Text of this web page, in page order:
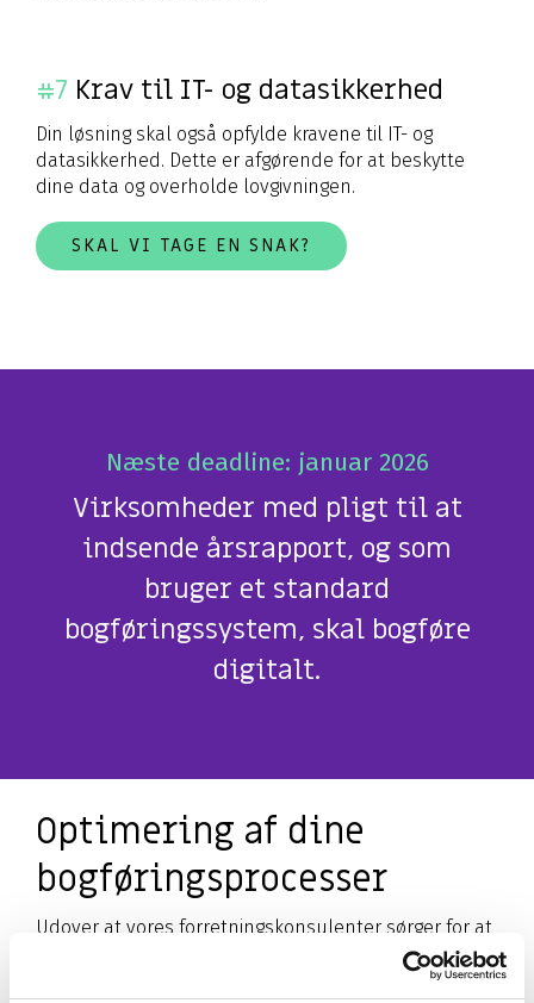
#7 Krav til IT- og datasikkerhed
Din løsning skal også opfylde kravene til IT- og
datasikkerhed. Dette er afgørende for at beskytte
dine data og overholde lovgivningen.
SKAL VI TAGE EN SNAK?
Næste deadline: januar 2026
Virksomheder med pligt til at
indsende årsrapport, og som
bruger et standard
bogføringssystem, skal bogføre
digitalt.
Optimering af dine
bogføringsprocesser
Udover at vores forretningskonsulenter sørger for at
din virksomhed overholder de gældende regler, kan
de samtidigt give dig sparring og rådgivning i forhold